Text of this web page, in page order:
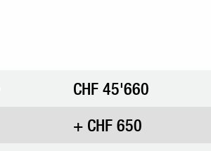
CHF 45'660
+ CHF 650